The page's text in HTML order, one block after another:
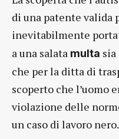
di una patente valida
inevitabilmente
a una salata multa
che per la ditta di
scoperto che l’uomo
violazione delle
un caso di lavoro nero.